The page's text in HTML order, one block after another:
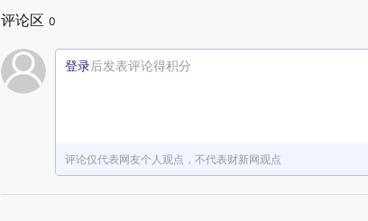
评论区 0
登录后发表评论得积分
评论仅代表网友个人观点，不代表财新网观点